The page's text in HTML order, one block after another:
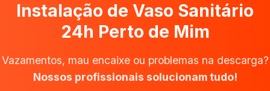
Instalação de Vaso Sanitário
24h Perto de Mim
Vazamentos, mau encaixe ou problemas na descarga?
Nossos profissionais solucionam tudo!